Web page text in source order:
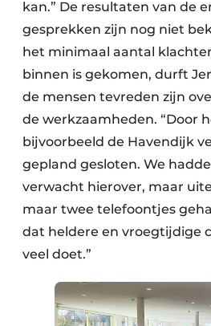
kan.” De resultaten van de
gesprekken zijn nog niet
het minimaal aantal
binnen is gekomen, durft
de mensen tevreden zijn
de werkzaamheden. “Door
bijvoorbeeld de Havendijk
gepland gesloten. We
verwacht hierover, maar
maar twee telefoontjes
dat heldere en vroegtijdige
veel doet.”